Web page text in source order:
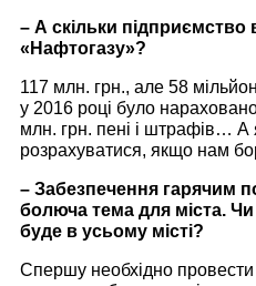
– А скільки
«Нафтогазу»?
117 млн. грн., але 58
у 2016 році було
млн. грн. пені і штрафів…
розрахуватися, якщо нам
– Забезпечення гарячим
болюча тема для міста. Чи
буде в усьому місті?
Спершу необхідно